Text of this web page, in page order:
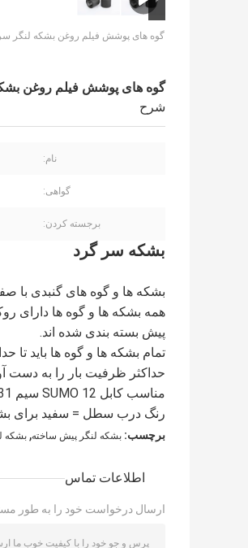
گوه های پوشش فیلم روغن بشکه لنگر
گوه های پوشش فیلم روغن
شرح
نام:
گواهی:
برجسته کردن:
بشکه سر گرد
بشکه ها و گوه های گنبدی با صفحات
پیش بسته بندی شده اند.
حداکثر ظرفیت بار را به دست
مناسب کابل SUMO 12 سیم 31 میلی متری و کابل توخالی 10 سیمی 31 میلی متری
رنگ درب سطل = سفید برای بشکه 70 میلی متری • رنگ درب سطل = سیاه برای بشکه 90
برچسب: بشکه لنگر پیش ساخته, بشکه
اطلاعات تماس
ارسال درخواست خود را به طور